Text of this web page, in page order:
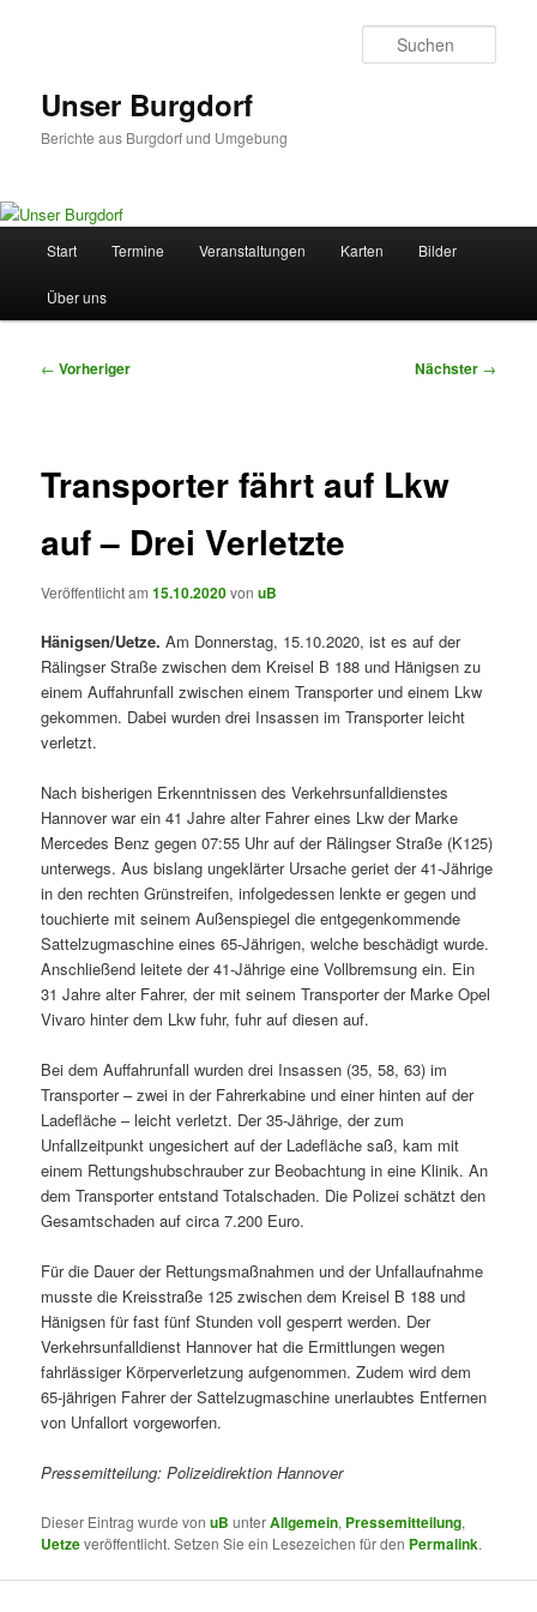
Unser Burgdorf
Berichte aus Burgdorf und Umgebung
Start Termine Veranstaltungen Karten Bilder
Über uns
Beitragsnavigation
← Vorheriger Nächster →
Transporter fährt auf Lkw
auf – Drei Verletzte
Veröffentlicht am15.10.2020vonuB
Hänigsen/Uetze. Am Donnerstag, 15.10.2020, ist es auf der
Rälingser Straße zwischen dem Kreisel B 188 und Hänigsen zu
einem Auffahrunfall zwischen einem Transporter und einem Lkw
gekommen. Dabei wurden drei Insassen im Transporter leicht
verletzt.
Nach bisherigen Erkenntnissen des Verkehrsunfalldienstes
Hannover war ein 41 Jahre alter Fahrer eines Lkw der Marke
Mercedes Benz gegen 07:55 Uhr auf der Rälingser Straße (K125)
unterwegs. Aus bislang ungeklärter Ursache geriet der 41-Jährige
in den rechten Grünstreifen, infolgedessen lenkte er gegen und
touchierte mit seinem Außenspiegel die entgegenkommende
Sattelzugmaschine eines 65-Jährigen, welche beschädigt wurde.
Anschließend leitete der 41-Jährige eine Vollbremsung ein. Ein
31 Jahre alter Fahrer, der mit seinem Transporter der Marke Opel
Vivaro hinter dem Lkw fuhr, fuhr auf diesen auf.
Bei dem Auffahrunfall wurden drei Insassen (35, 58, 63) im
Transporter – zwei in der Fahrerkabine und einer hinten auf der
Ladefläche – leicht verletzt. Der 35-Jährige, der zum
Unfallzeitpunkt ungesichert auf der Ladefläche saß, kam mit
einem Rettungshubschrauber zur Beobachtung in eine Klinik. An
dem Transporter entstand Totalschaden. Die Polizei schätzt den
Gesamtschaden auf circa 7.200 Euro.
Für die Dauer der Rettungsmaßnahmen und der Unfallaufnahme
musste die Kreisstraße 125 zwischen dem Kreisel B 188 und
Hänigsen für fast fünf Stunden voll gesperrt werden. Der
Verkehrsunfalldienst Hannover hat die Ermittlungen wegen
fahrlässiger Körperverletzung aufgenommen. Zudem wird dem
65-jährigen Fahrer der Sattelzugmaschine unerlaubtes Entfernen
von Unfallort vorgeworfen.
Pressemitteilung: Polizeidirektion Hannover
Dieser Eintrag wurde vonuB unterAllgemein, Pressemitteilung,
Uetzeveröffentlicht. Setzen Sie ein Lesezeichen für den Permalink.